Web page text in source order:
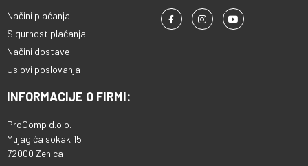
Načini plaćanja
Sigurnost plaćanja
Načini dostave
Uslovi poslovanja
INFORMACIJE O FIRMI:
ProComp d.o.o.
Mujagića sokak 15
72000 Zenica